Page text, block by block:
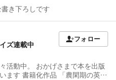
き下ろしです
ズ連載中
活動中。 おかげさまで本を出版
閑期の英
フォロー